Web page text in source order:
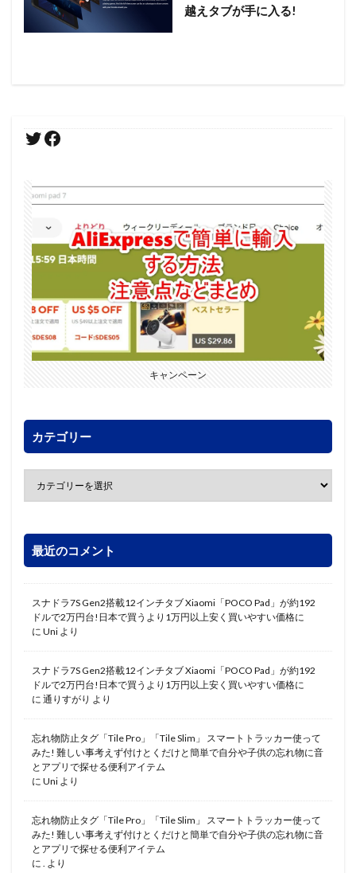
越えタブが手に入る!
キャンペーン
カテゴリー
最近のコメント
スナドラ7S Gen2搭載12インチタブ Xiaomi「POCO Pad」が約192
ドルで2万円台!日本で買うより1万円以上安く買いやすい価格に
に Uni より
スナドラ7S Gen2搭載12インチタブ Xiaomi「POCO Pad」が約192
ドルで2万円台!日本で買うより1万円以上安く買いやすい価格に
に 通りすがり より
忘れ物防止タグ「Tile Pro」「Tile Slim」 スマートトラッカー使って
みた! 難しい事考えず付けとくだけと簡単で自分や子供の忘れ物に音
とアプリで探せる便利アイテム
に Uni より
忘れ物防止タグ「Tile Pro」「Tile Slim」 スマートトラッカー使って
みた! 難しい事考えず付けとくだけと簡単で自分や子供の忘れ物に音
とアプリで探せる便利アイテム
に
より